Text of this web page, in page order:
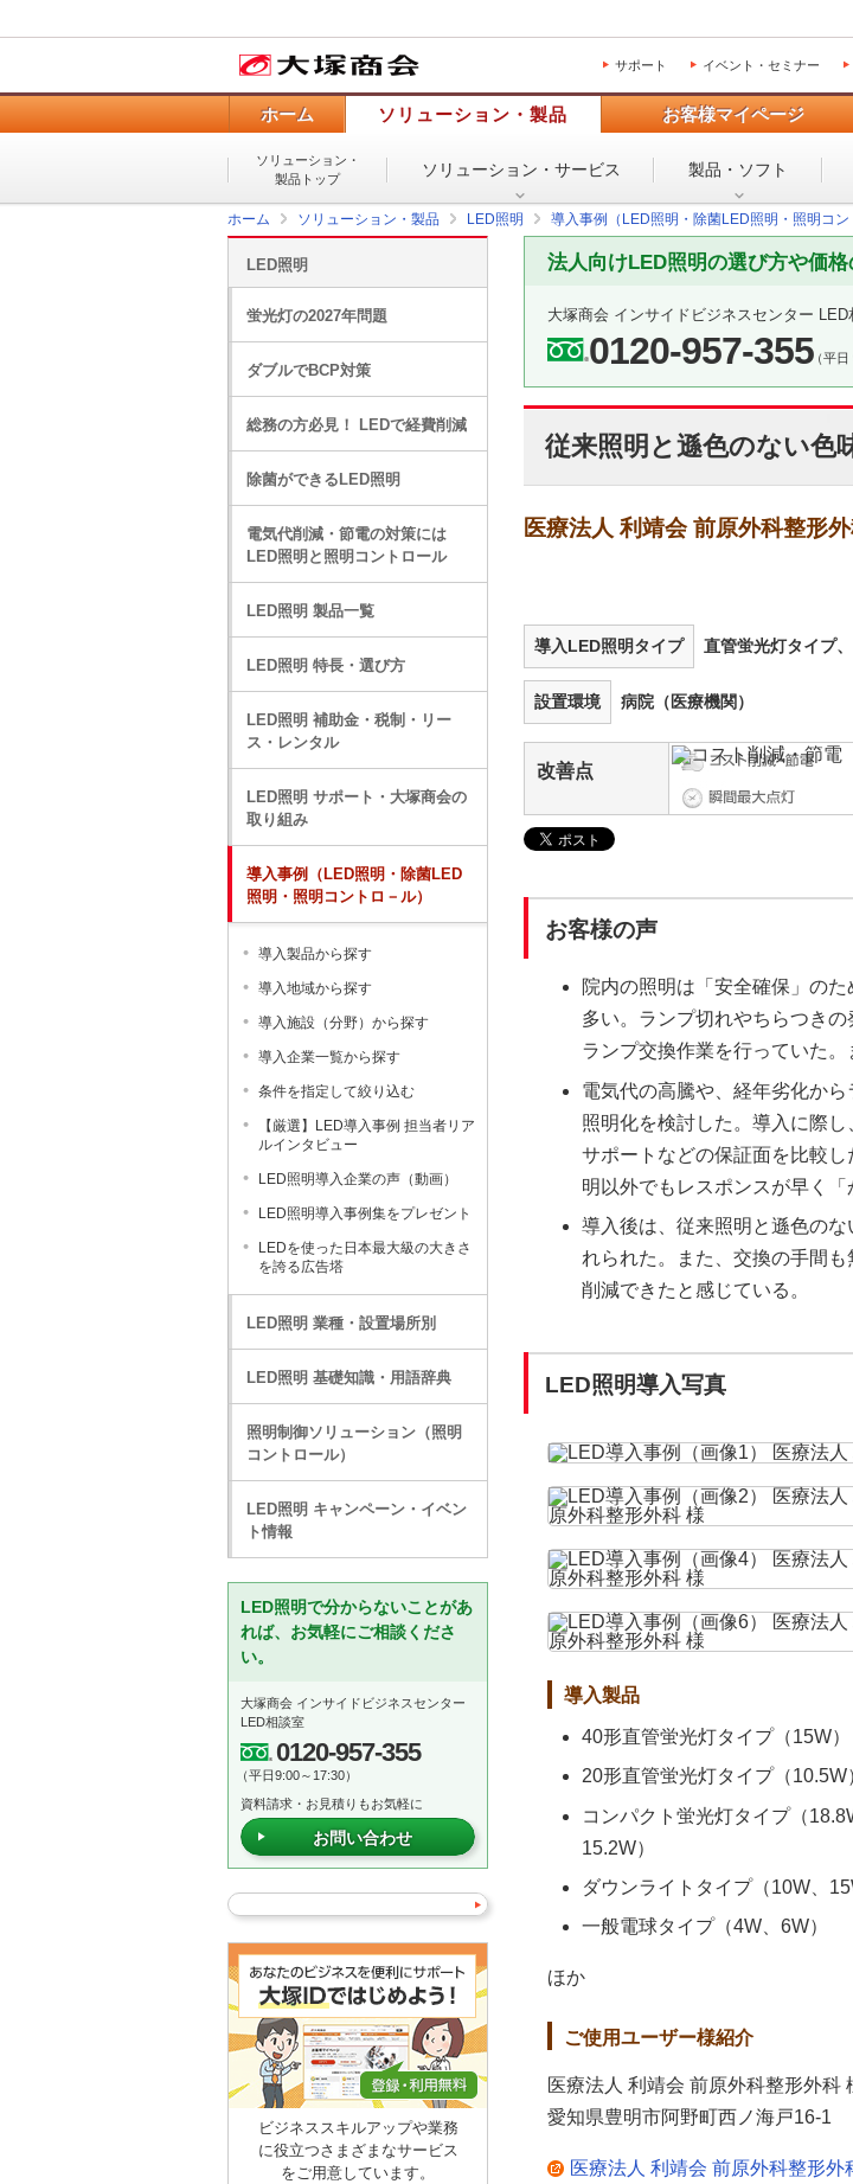
サポート イベント・セミナー
ホーム ソリューション・製品 お客様マイページ
ソリューション・
製品トップ
ソリューション・ サービス 製品・ソフト
ホーム ソリューション・製品 LED照明 導入事例（LED照明・除菌LED照明・照明コン
法人向けLED照明の選び方や価
大塚商会 インサイドビジネスセンター LED
0120-957-355（平日
従来照明と遜色のない色
医療法人 利靖会 前原外科整形
導入LED照明タイプ 直管蛍光灯タイプ
設置環境 病院（医療機関）
改善点
お客様の声
院内の照明は「安全確保」の
多い。ランプ切れやちらつき
ランプ交換作業を行っていた
電気代の高騰や、経年劣化か
照明化を検討した。導入に際
サポートなどの保証面を比較
明以外でもレスポンスが早く
導入後は、従来照明と遜色の
れられた。また、交換の手間
削減できたと感じている。
LED照明導入写真
導入製品
40形直管蛍光灯タイプ（15W）
20形直管蛍光灯タイプ（10.5W
コンパクト蛍光灯タイプ（
15.2W）
ダウンライトタイプ（10W、
一般電球タイプ（4W、6W）
ほか
ご使用ユーザー様紹介
医療法人 利靖会 前原外科整形外科
愛知県豊明市阿野町西ノ海戸16-1
医療法人 利靖会 前原外科整形外
LED照明
蛍光灯の2027年問題
ダブルでBCP対策
総務の方必見！ LEDで経費削減
除菌ができるLED照明
電気代削減・節電の対策には
LED照明と照明コントロール
LED照明 製品一覧
LED照明 特長・選び方
LED照明 補助金・税制・リー
ス・レンタル
LED照明 サポート・大塚商会の
取り組み
導入事例（LED照明・除菌LED
照明・照明コントロ－ル）
導入製品から探す
導入地域から探す
導入施設（分野）から探す
導入企業一覧から探す
条件を指定して絞り込む
【厳選】LED導入事例 担当者リア
ルインタビュー
LED照明導入企業の声（動画）
LED照明導入事例集をプレゼント
LEDを使った日本最大級の大きさ
を誇る広告塔
LED照明 業種・設置場所別
LED照明 基礎知識・用語辞典
照明制御ソリューション（照明
コントロール）
LED照明 キャンペーン・イベン
ト情報
LED照明で分からないことがあ
れば、お気軽にご相談くださ
い。
大塚商会 インサイドビジネスセンター
LED相談室
0120-957-355
（平日9:00～17:30）
資料請求・お見積りもお気軽に
お問い合わせ
ビジネススキルアップや業務
に役立つさまざまなサービス
をご用意しています。